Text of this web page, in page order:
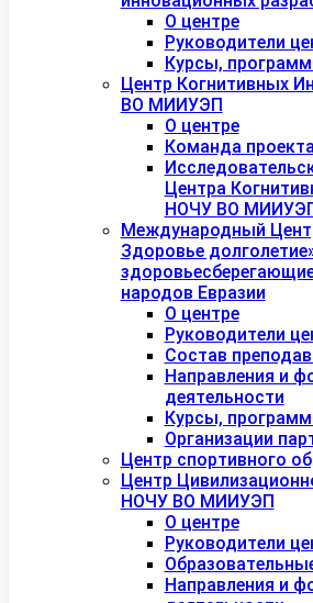
О центре
Руководители
Курсы,
Центр Когнитивных
ВО МИИУЭП
О центре
Команда проекта
Центра
НОЧУ ВО
Международный
Здоровье
народов Евразии
О центре
Руководители
Состав
Направления и
деятельности
Курсы,
Организации
Центр спортивного
Центр
НОЧУ ВО МИИУЭП
О центре
Руководители
Направления и